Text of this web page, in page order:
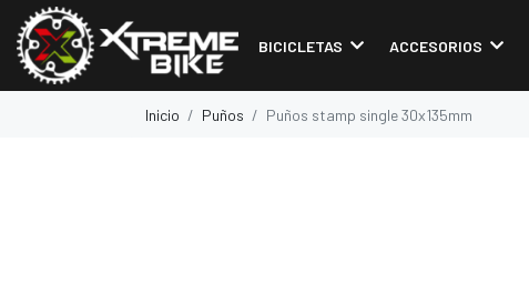
BICICLETAS ACCESORIOS
Inicio Puños Puños stamp single 30x135mm